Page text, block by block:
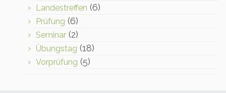
Landestreffen (6)
Prüfung (6)
Seminar (2)
Übungstag (18)
Vorprüfung (5)